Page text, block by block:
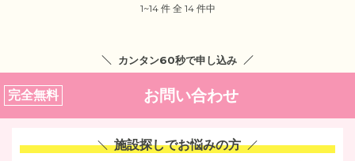
1~14 件 全 14 件中
カンタン60秒で申し込み
完全無料 お問い合わせ
施設探しでお悩みの方